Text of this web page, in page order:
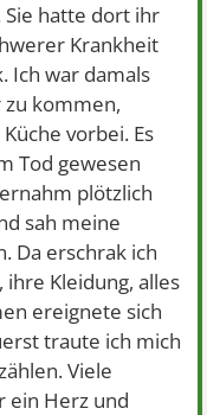
Sie hatte dort ihr
Krankheit
Ich war damals
zu kommen,
vorbei. Es
Tod gewesen
plötzlich
sah meine
Da erschrak ich
ihre Kleidung, alles
ereignete sich
traute ich mich
Viele
ein Herz und